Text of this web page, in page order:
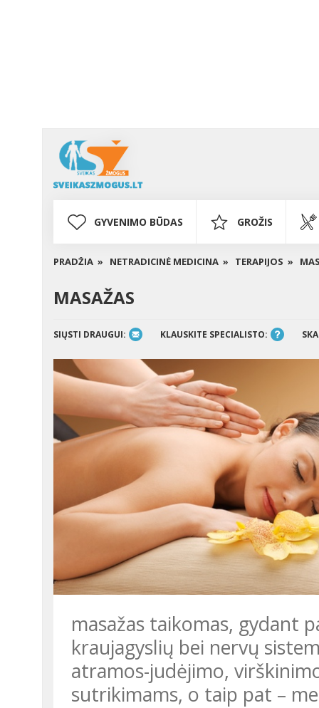
GYVENIMO BŪDAS GROŽIS
PRADŽIA » NETRADICINĖ MEDICINA » TERAPIJOS »
MASAŽAS
SIŲSTI DRAUGUI: KLAUSKITE SPECIALISTO:
masažas taikomas, gydant
kraujagyslių bei nervų
atramos-judėjimo,
sutrikimams, o taip pat –